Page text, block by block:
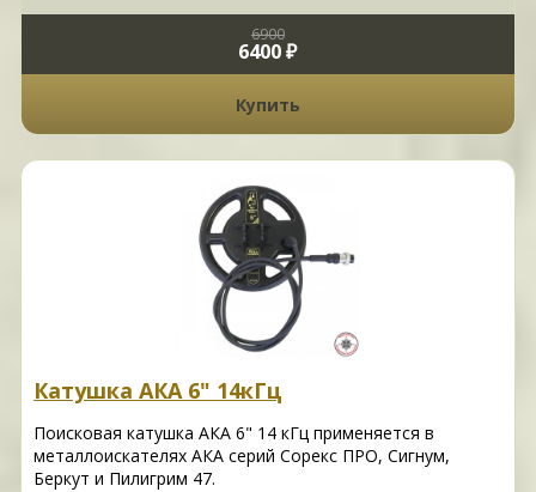
6900
6400 ₽
Купить
Катушка АКА 6" 14кГц
Поисковая катушка АКА 6" 14 кГц применяется в
металлоискателях АКА серий Сорекс ПРО, Сигнум,
Беркут и Пилигрим 47.